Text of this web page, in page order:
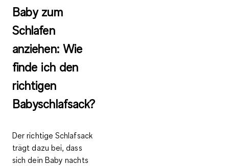
Baby zum
Schlafen
anziehen: Wie
finde ich den
richtigen
Babyschlafsack?
Der richtige Schlafsack
trägt dazu bei, dass
sich dein Baby nachts